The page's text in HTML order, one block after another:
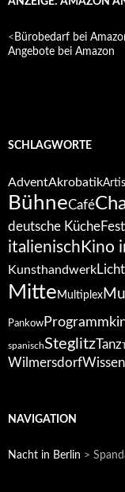
< Bürobedarf bei
Angebote bei Amazon
SCHLAGWORTE
AdventAkrobatik
BühneCafé
deutsche Küche
italienisch Kino
Kunsthandwerk
Mitte Multiplex
Pankow
spanischSteglitzTanz
Wilmersdorf
NAVIGATION
Nacht in Berlin >